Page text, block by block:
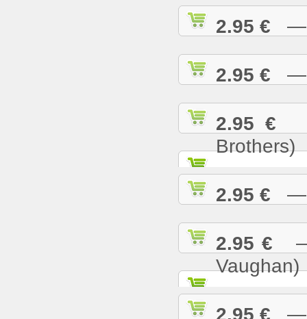
2.95 € —
2.95 € —
2.95 €
Brothers)
2.95 € —
2.95 € —
Vaughan)
2.95 € —